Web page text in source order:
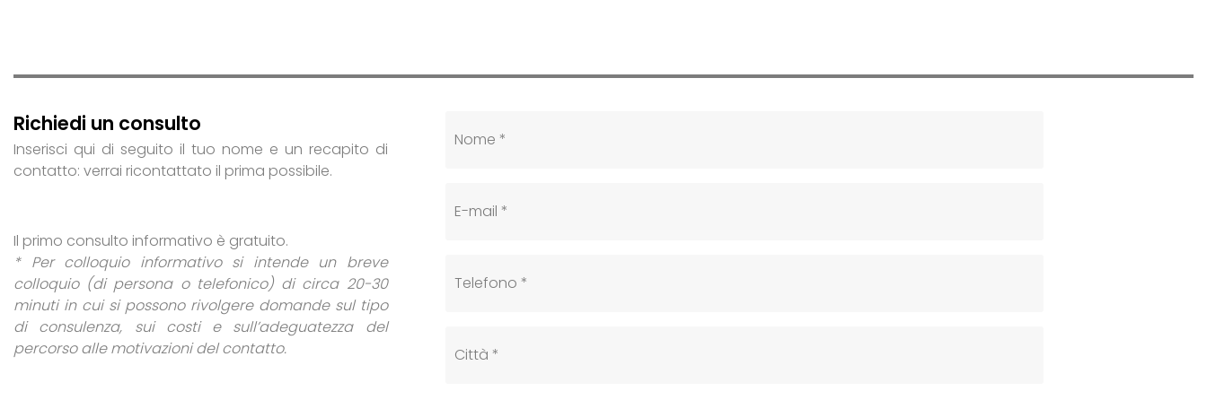
Richiedi un consulto
Inserisci qui di seguito il tuo nome e un recapito di
contatto: verrai ricontattato il prima possibile.
Il primo consulto informativo è gratuito.
* Per colloquio informativo si intende un breve
colloquio (di persona o telefonico) di circa 20-30
minuti in cui si possono rivolgere domande sul tipo
di consulenza, sui costi e sull’adeguatezza del
percorso alle motivazioni del contatto.